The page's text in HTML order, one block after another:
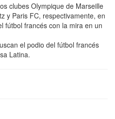
clubes Olympique de Marseille
y Paris FC, respectivamente, en
fútbol francés con la mira en un
el podio del fútbol francés
Latina.